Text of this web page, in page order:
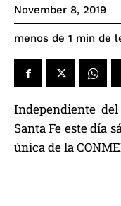
November 8, 2019
menos de 1 min de
Independiente
Santa Fe este día
única de la